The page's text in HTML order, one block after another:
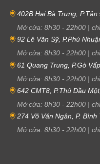
402B Hai Bà Trưng,
Mở cửa: 8h30 - 22h00 |
92 Lê Văn Sỹ, P.Phú
Mở cửa: 8h30 - 22h00 |
61 Quang Trung, P.Gò
Mở cửa: 8h30 - 22h00 |
642 CMT8, P.Thủ Dầu
Mở cửa: 8h30 - 22h00 |
274 Võ Văn Ngân, P.
Mở cửa: 8h30 - 22h00 |